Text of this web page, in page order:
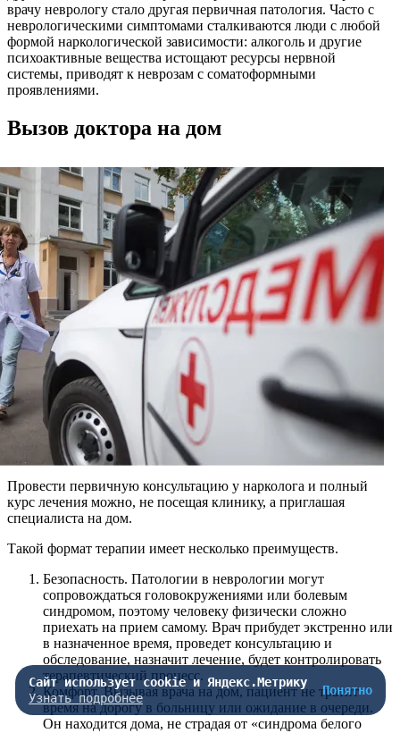
врачу неврологу стало другая первичная патология. Часто с
неврологическими симптомами сталкиваются люди с любой
формой наркологической зависимости: алкоголь и другие
психоактивные вещества истощают ресурсы нервной
системы, приводят к неврозам с соматоформными
проявлениями.
Вызов доктора на дом
Провести первичную консультацию у нарколога и полный
курс лечения можно, не посещая клинику, а приглашая
специалиста на дом.
Такой формат терапии имеет несколько преимуществ.
Безопасность. Патологии в неврологии могут
сопровождаться головокружениями или болевым
синдромом, поэтому человеку физически сложно
приехать на прием самому. Врач прибудет экстренно или
в назначенное время, проведет консультацию и
обследование, назначит лечение, будет контролировать
терапевтический процесс.
Комфорт. Вызывая врача на дом, пациент не тратит
время на дорогу в больницу или ожидание в очереди.
Он находится дома, не страдая от «синдрома белого
Сайт использует cookie и Яндекс.Метрику
Узнать подробнее
Понятно